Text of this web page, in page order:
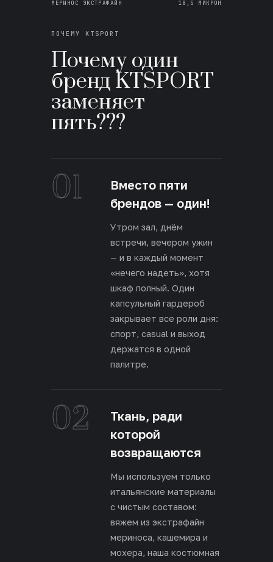
МЕРИНОС ЭКСТРАФАЙН 18,5 МИКРОН
ПОЧЕМУ KTSPORT
Почему один
бренд KTSPORT
заменяет
пять???
01
Вместо пяти
брендов — один!
Утром зал, днём
встречи, вечером ужин
— и в каждый момент
«нечего надеть», хотя
шкаф полный. Один
капсульный гардероб
закрывает все роли дня:
спорт, casual и выход
держатся в одной
палитре.
02
Ткань, ради
которой
возвращаются
Мы используем только
итальянские материалы
с чистым составом:
вяжем из экстрафайн
мериноса, кашемира и
мохера, наша костюмная